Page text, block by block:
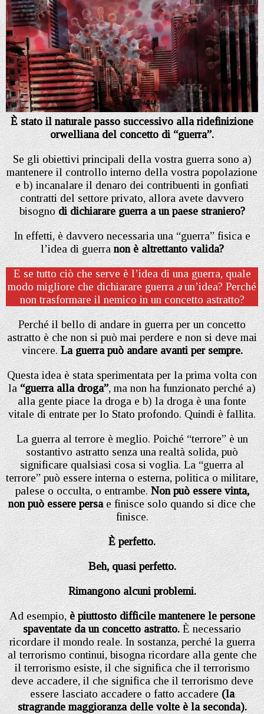
È stato il naturale passo successivo alla ridefinizione
orwelliana del concetto di “guerra”.
Se gli obiettivi principali della vostra guerra sono a)
mantenere il controllo interno della vostra popolazione
e b) incanalare il denaro dei contribuenti in gonfiati
contratti del settore privato, allora avete davvero
bisognodi dichiarare guerra a un paese straniero?
In effetti, è davvero necessaria una “guerra” fisica e
l’idea di guerranon è altrettanto valida?
E se tutto ciò che serve è l’idea di una guerra, quale
modo migliore che dichiarare guerra aun’idea? Perché
non trasformare il nemico in un concetto astratto?
Perché il bello di andare in guerra per un concetto
astratto è che non si può mai perdere e non si deve mai
vincere.La guerra può andare avanti per sempre.
Questa idea è stata sperimentata per la prima volta con
la“guerra alla droga”, ma non ha funzionato perché a)
alla gente piace la droga e b) la droga è una fonte
vitale di entrate per lo Stato profondo. Quindi è fallita.
La guerra al terrore è meglio. Poiché “terrore” è un
sostantivo astratto senza una realtà solida, può
significare qualsiasi cosa si voglia. La “guerra al
terrore” può essere interna o esterna, politica o militare,
palese o occulta, o entrambe.Non può essere vinta,
non può essere persae finisce solo quando si dice che
finisce.
È perfetto.
Beh, quasi perfetto.
Rimangono alcuni problemi.
Ad esempio,è piuttosto difficile mantenere le persone
spaventate da un concetto astratto.È necessario
ricordare il mondo reale. In sostanza, perché la guerra
al terrorismo continui, bisogna ricordare alla gente che
il terrorismo esiste, il che significa che il terrorismo
deve accadere, il che significa che il terrorismo deve
essere lasciato accadere o fatto accadere(la
stragrande maggioranza delle volte è la seconda).